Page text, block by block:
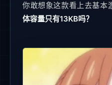
你敢想象这款看上去基本
体容量只有13KB吗？